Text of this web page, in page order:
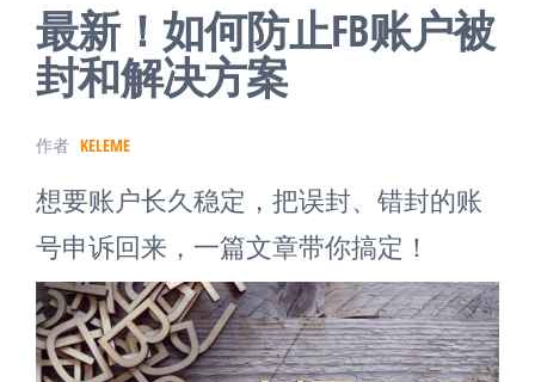
最新！如何防止FB账户被
封和解决方案
作者 KELEME
想要账户长久稳定，把误封、错封的账
号申诉回来，一篇文章带你搞定！